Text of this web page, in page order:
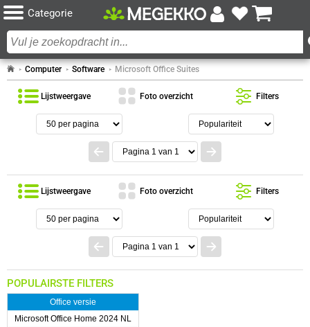
Categorie
Computer Software Microsoft Office Suites
POPULAIRSTE FILTERS
Office versie
Microsoft Office Home 2024 NL
Lijstweergave Foto overzicht Filters
Lijstweergave Foto overzicht Filters